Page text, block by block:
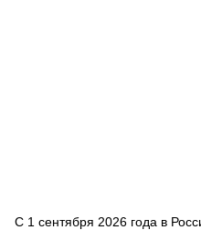
С 1 сентября 2026 года в